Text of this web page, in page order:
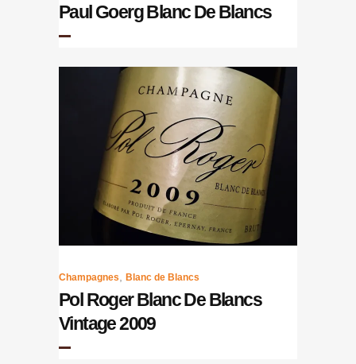
Paul Goerg Blanc De Blancs
Champagnes Blanc de Blancs
Pol Roger Blanc De Blancs
Vintage 2009